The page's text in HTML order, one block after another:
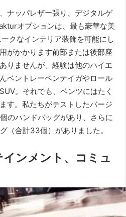
ナッパレザー張り、デジタルゲ
オプションは、最も豪華な美
クなインテリア装飾を可能にし
がかかります前部または後部座
りませんが、経験は他のハイエ
ベントレーベンテイガやロール
。 それでも、ベンツにはたく
す。 私たちがテストしたバージ
のハンドバッグがあり、さらに
（合計33個）がありました。
ンメント、コミュ